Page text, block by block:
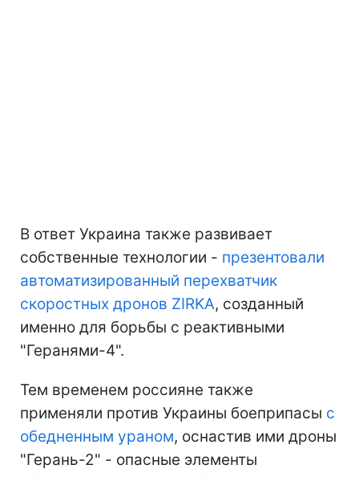
В ответ Украина также развивает
собственные технологии - презентовали
автоматизированный перехватчик
скоростных дронов ZIRKA, созданный
именно для борьбы с реактивными
"Геранями-4".
Тем временем россияне также
применяли против Украины боеприпасы с
обедненным ураном, оснастив ими дроны
"Герань-2" - опасные элементы